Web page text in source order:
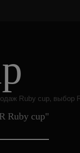
Ruby cup"